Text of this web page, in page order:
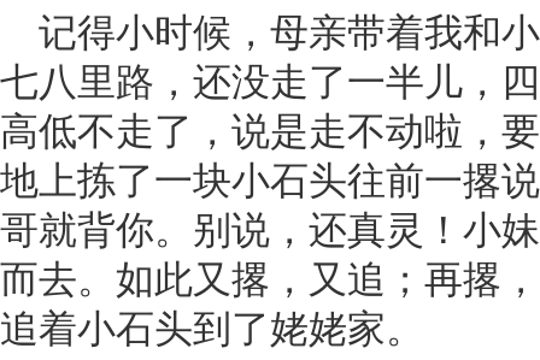
记得小时候，母亲带着我和
七八里路，还没走了一半儿，
高低不走了，说是走不动啦，
地上拣了一块小石头往前一撂
哥就背你。别说，还真灵！小
而去。如此又撂，又追；再撂
追着小石头到了姥姥家。